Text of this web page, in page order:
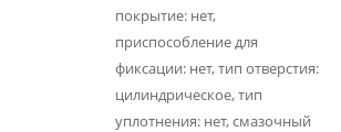
покрытие: нет,
приспособление для
фиксации: нет, тип отверстия:
цилиндрическое, тип
уплотнения: нет, смазочный